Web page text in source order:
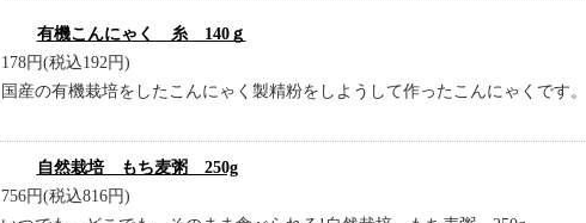
有機こんにゃく 糸 140ｇ
178円(税込192円)
国産の有機栽培をしたこんにゃく製精粉をしようして作ったこんにゃくです。
自然栽培 もち麦粥 250g
756円(税込816円)